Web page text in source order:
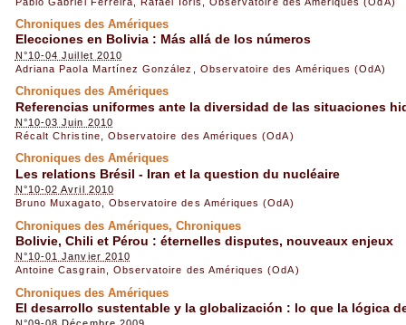
Chroniques des Amériques
Elecciones en Bolivia : Más allá de los números
N°10-04 Juillet 2010
Adriana Paola Martínez González
Observatoire des Amériques (OdA)
Chroniques des Amériques
Referencias uniformes ante la diversidad de las situaciones
N°10-03 Juin 2010
Récalt Christine
Observatoire des Amériques (OdA)
Chroniques des Amériques
Les relations Brésil - Iran et la question du nucléaire
N°10-02 Avril 2010
Bruno Muxagato
Observatoire des Amériques (OdA)
Chroniques des Amériques, Chroniques
Bolivie, Chili et Pérou : éternelles disputes, nouveaux enjeux
N°10-01 Janvier 2010
Antoine Casgrain
Observatoire des Amériques (OdA)
Chroniques des Amériques
El desarrollo sustentable y la globalización : lo que la lógica